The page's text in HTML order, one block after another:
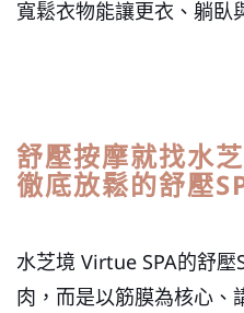
寬鬆衣物能讓更衣、躺臥
舒壓按摩就找水
徹底放鬆的舒壓
水芝境 Virtue SPA的舒
肉，而是以筋膜為核心、